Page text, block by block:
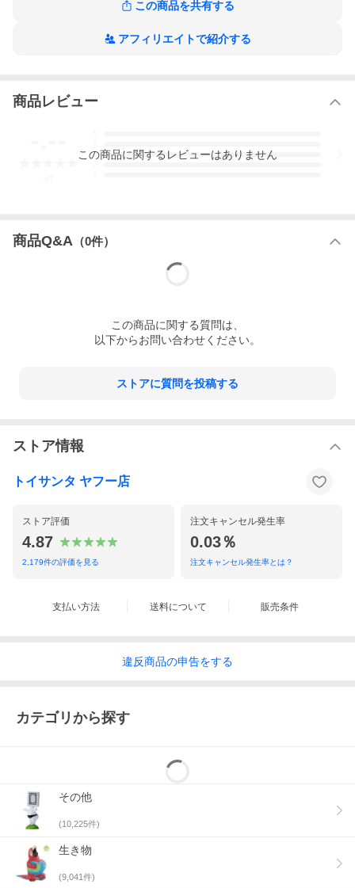
お届け商品は、商品名及び画像のものになります。
キャラクター：模型
商品状態：新品・ミニブック付属 ※カプセルは付属しません。内
袋は未開封です。
■JAN：4571596299162
ラッピング（プレゼント包装）についてはコチラ
関連アイテムをキーワードで検索！
この商品を共有する
アフィリエイトで紹介する
商品レビュー
3
この商品に関するレビューはありません
商品Q&A （0件）
この商品に関する質問は、
以下からお問い合わせください。
ストアに質問を投稿する
ストア情報
トイサンタ ヤフー店
ストア評価
4.87
2,179件の評価を見る
注文キャンセル発生率
0.03％
注文キャンセル発生率とは？
支払い方法 送料について 販売条件
違反商品の申告をする
カテゴリから探す
その他
(10,225件)
生き物
(9,041件)